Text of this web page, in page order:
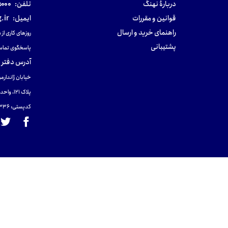
دربارهٔ نهنگ
قوانین و مقررات
راهنمای خرید و ارسال
پشتیبانی
تلفن:
ایمیل:
روزهای کاری از ساعت ۹
پاسخگوی
آدرس دفتر
خیابان
پلاک 121، واحد ۴.
کدپستی: 131465433۶